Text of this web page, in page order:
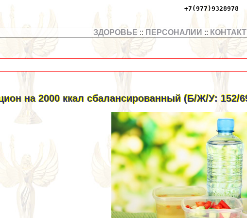
+7(977)9328978
ЗДОРОВЬЕ :: ПЕРСОНАЛИИ ::
на 2000 ккал сбалансированный (Б/Ж/У: 152/